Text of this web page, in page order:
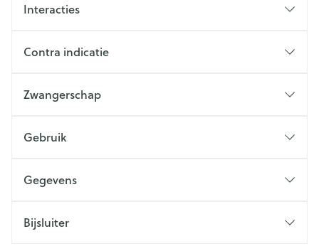
Interacties
Contra indicatie
Zwangerschap
Gebruik
Gegevens
Bijsluiter